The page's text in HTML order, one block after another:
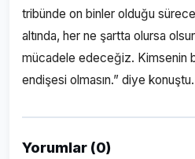
tribünde on binler olduğu sürece
altında, her ne şartta olursa
mücadele edeceğiz. Kimsenin
endişesi olmasın.” diye konuştu.
Yorumlar (0)